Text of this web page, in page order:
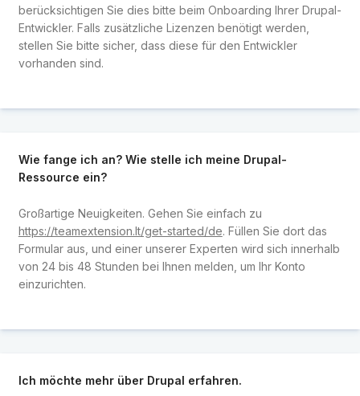
berücksichtigen Sie dies bitte beim Onboarding Ihrer Drupal-
Entwickler. Falls zusätzliche Lizenzen benötigt werden,
stellen Sie bitte sicher, dass diese für den Entwickler
vorhanden sind.
Wie fange ich an? Wie stelle ich meine Drupal-
Ressource ein?
Großartige Neuigkeiten. Gehen Sie einfach zu
https://teamextension.lt/get-started/de. Füllen Sie dort das
Formular aus, und einer unserer Experten wird sich innerhalb
von 24 bis 48 Stunden bei Ihnen melden, um Ihr Konto
einzurichten.
Ich möchte mehr über Drupal erfahren.